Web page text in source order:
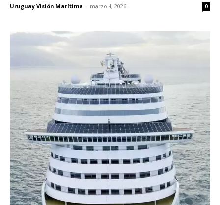
Uruguay Visión Marítima - marzo 4, 2026 0